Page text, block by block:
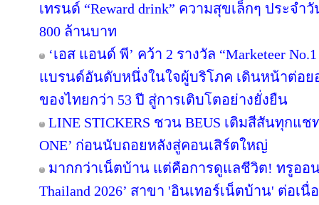
เทรนด์ “Reward drink” ความสุขเล็กๆ ประจำ
800 ล้านบาท
‘เอส แอนด์ พี’ คว้า 2 รางวัล “Marketeer
แบรนด์อันดับหนึ่งในใจผู้บริโภค เดินหน้าต่อย
ของไทยกว่า 53 ปี สู่การเติบโตอย่างยั่งยืน
LINE STICKERS ชวน BEUS เติมสีสันทุกแช
ONE’ ก่อนนับถอยหลังสู่คอนเสิร์ตใหญ่
มากกว่าเน็ตบ้าน แต่คือการดูแลชีวิต! ทรูออน
Thailand 2026’ สาขา 'อินเทอร์เน็ตบ้าน' ต่อเ